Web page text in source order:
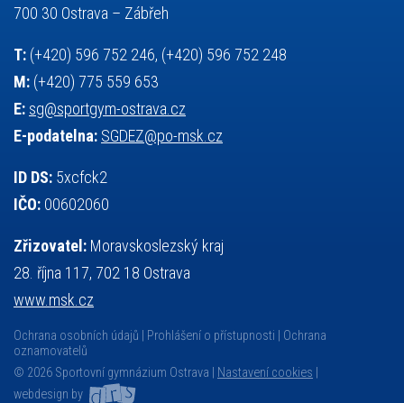
základy společenských věd
700 30 Ostrava – Zábřeh
T: (+420) 596 752 246, (+420) 596 752 248
M: (+420) 775 559 653
E: sg@sportgym-ostrava.cz
E-podatelna: SGDEZ@po-msk.cz
ID DS: 5xcfck2
IČO: 00602060
Zřizovatel: Moravskoslezský kraj
28. října 117, 702 18 Ostrava
www.msk.cz
Ochrana osobních údajů Prohlášení o přístupnosti
Ochrana
oznamovatelů
© 2026 Sportovní gymnázium Ostrava |
Nastavení cookies
webdesign by